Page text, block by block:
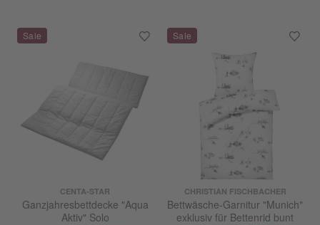
CENTA-STAR
Ganzjahresbettdecke "Aqua
Aktiv" Solo
CHRISTIAN FISCHBACHER
Bettwäsche-Garnitur "Munich"
exklusiv für Bettenrid bunt